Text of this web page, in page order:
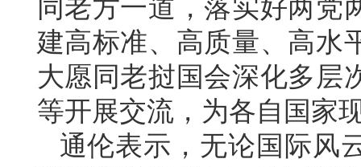
同老方一道，落实好两党
建高标准、高质量、高水
大愿同老挝国会深化多层
等开展交流，为各自国家
通伦表示，无论国际风